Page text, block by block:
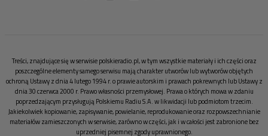
Treści, znajdujące się w serwisie polskieradio.pl, w tym wszystkie materiały i ich części oraz
poszczególne elementy samego serwisu mają charakter utworów lub wytworów objętych
ochroną Ustawy z dnia 4 lutego 1994 r. o prawie autorskim i prawach pokrewnych lub Ustawy z
dnia 30 czerwca 2000 r. Prawo własności przemysłowej. Prawa o których mowa w zdaniu
poprzedzającym przysługują Polskiemu Radiu S.A. w likwidacji lub podmiotom trzecim.
Jakiekolwiek kopiowanie, zapisywanie, powielanie, reprodukowanie oraz rozpowszechnianie
materiałów zamieszczonych w serwisie, zarówno w części, jak i w całości jest zabronione bez
uprzedniej pisemnej zgody uprawnionego.